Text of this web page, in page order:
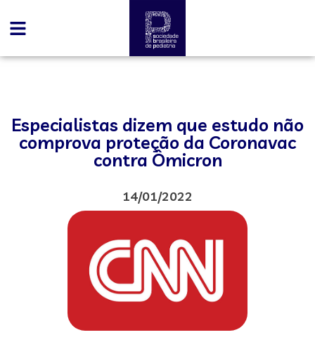
Especialistas dizem que estudo não
comprova proteção da Coronavac
contra Ômicron
14/01/2022